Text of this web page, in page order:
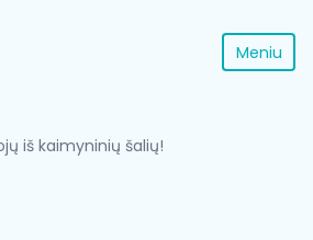
Meniu
iš kaimyninių šalių!